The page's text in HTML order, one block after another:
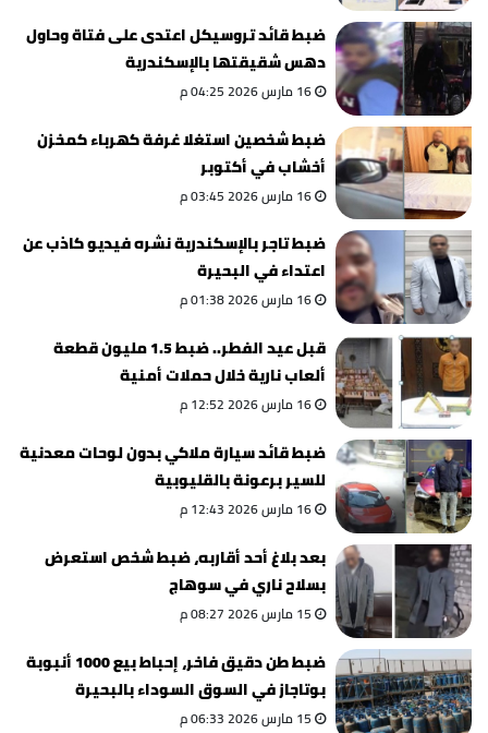
ضبط قائد تروسيكل اعتدى على فتاة وحاول
دهس شقيقتها بالإسكندرية
16 مارس 2026 04:25 م
ضبط شخصين استغلا غرفة كهرباء كمخزن
أخشاب في أكتوبر
16 مارس 2026 03:45 م
ضبط تاجر بالإسكندرية نشره فيديو كاذب عن
اعتداء في البحيرة
16 مارس 2026 01:38 م
قبل عيد الفطر.. ضبط 1.5 مليون قطعة
ألعاب نارية خلال حملات أمنية
16 مارس 2026 12:52 م
ضبط قائد سيارة ملاكي بدون لوحات معدنية
للسير برعونة بالقليوبية
16 مارس 2026 12:43 م
بعد بلاغ أحد أقاربه، ضبط شخص استعرض
بسلاح ناري في سوهاج
15 مارس 2026 08:27 م
ضبط طن دقيق فاخر، إحباط بيع 1000 أنبوبة
بوتاجاز في السوق السوداء بالبحيرة
15 مارس 2026 06:33 م